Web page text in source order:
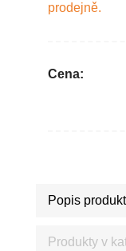
prodejně.
Cena:
Popis
Produkty v